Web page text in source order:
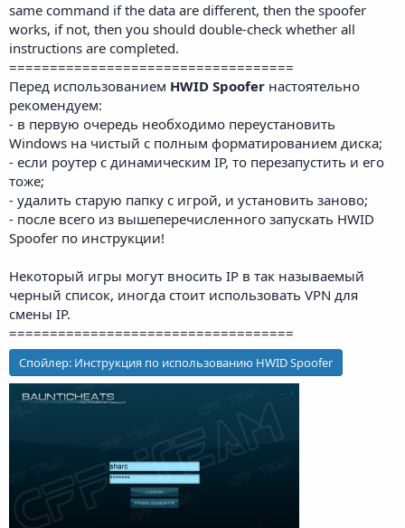
same command if the data are different, then the spoofer
works, if not, then you should double-check whether all
instructions are completed.
===================================
Перед использованием HWID Spoofer настоятельно
рекомендуем:
- в первую очередь необходимо переустановить
Windows на чистый с полным форматированием диска;
- если роутер с динамическим IP, то перезапустить и его
тоже;
- удалить старую папку с игрой, и установить заново;
- после всего из вышеперечисленного запускать HWID
Spoofer по инструкции!
Некоторый игры могут вносить IP в так называемый
черный список, иногда стоит использовать VPN для
смены IP.
===================================
Спойлер: Инструкция по использованию HWID Spoofer